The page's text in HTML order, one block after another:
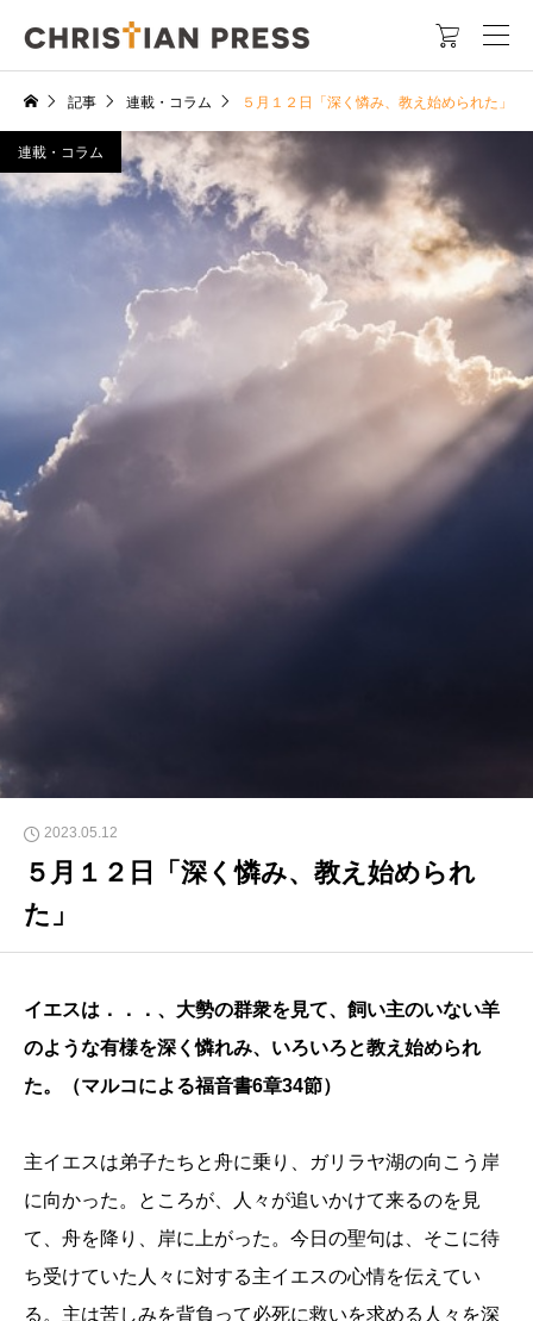

記事 連載・コラム ５月１２日「深く憐み、教え始められた」
連載・コラム
2023.05.12
５月１２日「深く憐み、教え始められ
た」
イエスは．．．、大勢の群衆を見て、飼い主のいない羊
のような有様を深く憐れみ、いろいろと教え始められ
た。（マルコによる福音書6章34節）
主イエスは弟子たちと舟に乗り、ガリラヤ湖の向こう岸
に向かった。ところが、人々が追いかけて来るのを見
て、舟を降り、岸に上がった。今日の聖句は、そこに待
ち受けていた人々に対する主イエスの心情を伝えてい
る。主は苦しみを背負って必死に救いを求める人々を深